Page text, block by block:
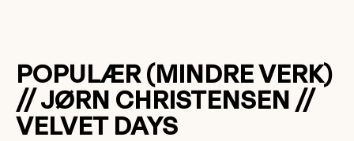
POPULÆR (MINDRE VERK)
// JØRN CHRISTENSEN //
VELVET DAYS